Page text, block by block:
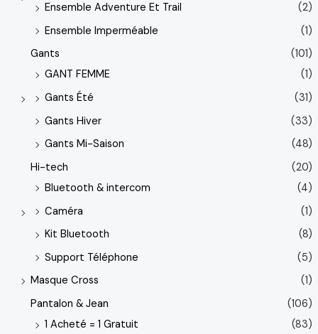
Ensemble Adventure Et Trail
(2)
Ensemble Imperméable
(1)
Gants
(101)
GANT FEMME
(1)
Gants Été
(31)
Gants Hiver
(33)
Gants Mi-Saison
(48)
Hi-tech
(20)
Bluetooth & intercom
(4)
Caméra
(1)
Kit Bluetooth
(8)
Support Téléphone
(5)
Masque Cross
(1)
Pantalon & Jean
(106)
1 Acheté = 1 Gratuit
(83)